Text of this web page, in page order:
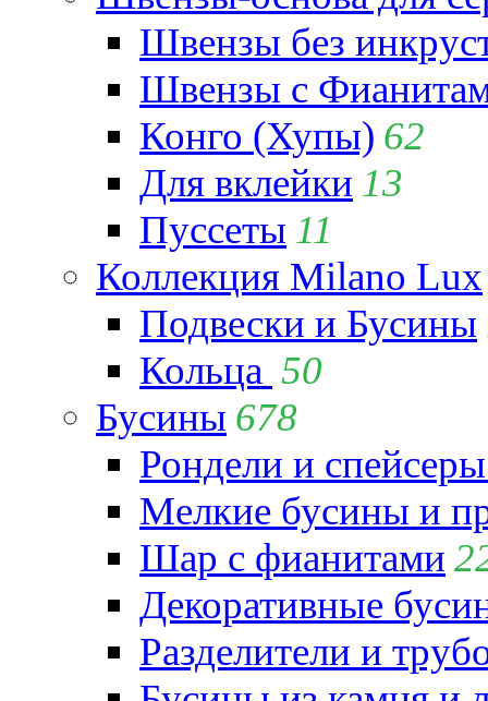
Швензы без
Швензы с
Конго (Хупы) 62
Для вклейки 13
Пуссеты 11
Коллекция Milano Lux
Подвески и Бусины
Кольца 50
Бусины 678
Рондели и
Мелкие бусины и
Шар с фианитами
Декоративные
Разделители и